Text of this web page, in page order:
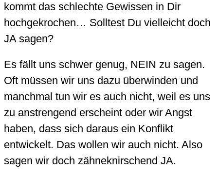
kommt das schlechte Gewissen in Dir
hochgekrochen… Solltest Du vielleicht doch
JA sagen?
Es fällt uns schwer genug, NEIN zu sagen.
Oft müssen wir uns dazu überwinden und
manchmal tun wir es auch nicht, weil es uns
zu anstrengend erscheint oder wir Angst
haben, dass sich daraus ein Konflikt
entwickelt. Das wollen wir auch nicht. Also
sagen wir doch zähneknirschend JA.